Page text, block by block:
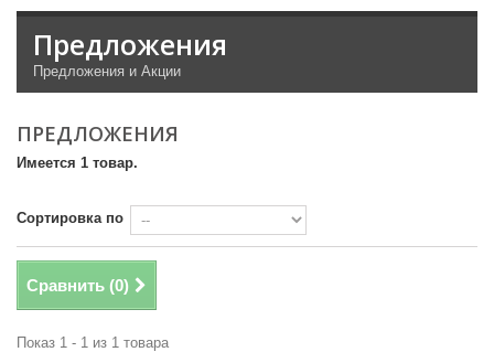
Предложения
Предложения и Акции
ПРЕДЛОЖЕНИЯ
Имеется 1 товар.
Сортировка по
Сравнить (0)
Показ 1 - 1 из 1 товара